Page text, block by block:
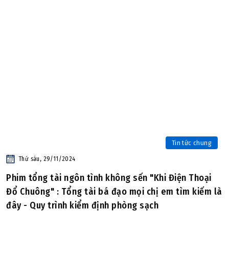
Tin tức chung
Thứ sáu, 29/11/2024
Phim tổng tài ngôn tình không sến "Khi Điện Thoại
Đổ Chuông" : Tổng tài bá đạo mọi chị em tìm kiếm là
đây - Quy trình kiểm định phòng sạch